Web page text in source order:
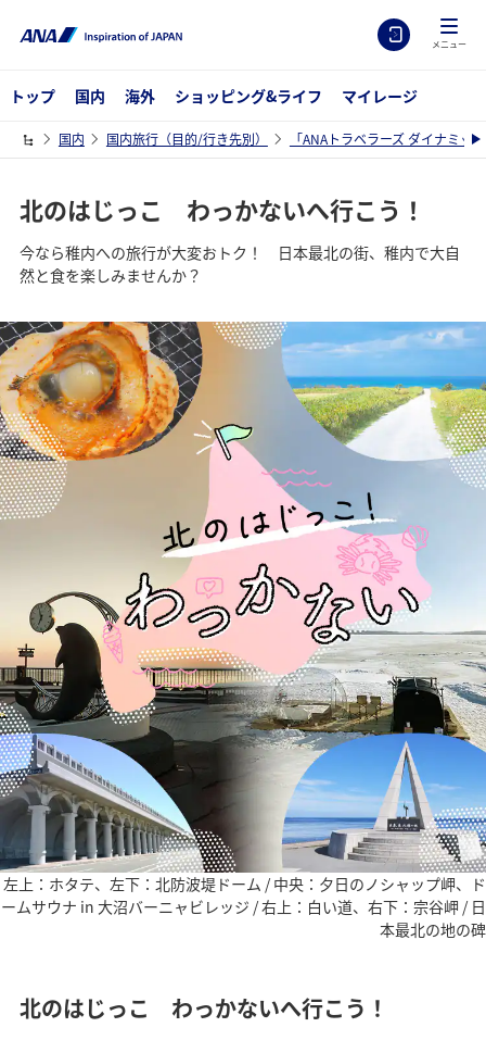
メニュー
トップ 国内 海外 ショッピング&ライフ マイレージ
国内 国内旅行（目的/行き先別） 「ANAトラベラーズ ダイナミッ
北のはじっこ わっかないへ行こう！
今なら稚内への旅行が大変おトク！ 日本最北の街、稚内で大自
然と食を楽しみませんか？
左上：ホタテ、左下：北防波堤ドーム / 中央：夕日のノシャップ岬、ド
ームサウナ in 大沼バーニャビレッジ / 右上：白い道、右下：宗谷岬 / 日
本最北の地の碑
北のはじっこ わっかないへ行こう！